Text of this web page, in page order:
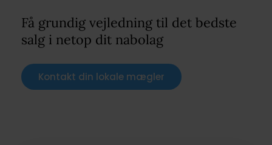
Få grundig vejledning til det bedste
salg i netop dit nabolag
Kontakt din lokale mægler